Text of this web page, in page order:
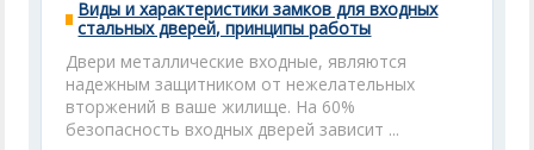
Виды и характеристики замков для входных
стальных дверей, принципы работы
Двери металлические входные, являются
надежным защитником от нежелательных
вторжений в ваше жилище. На 60%
безопасность входных дверей зависит ...